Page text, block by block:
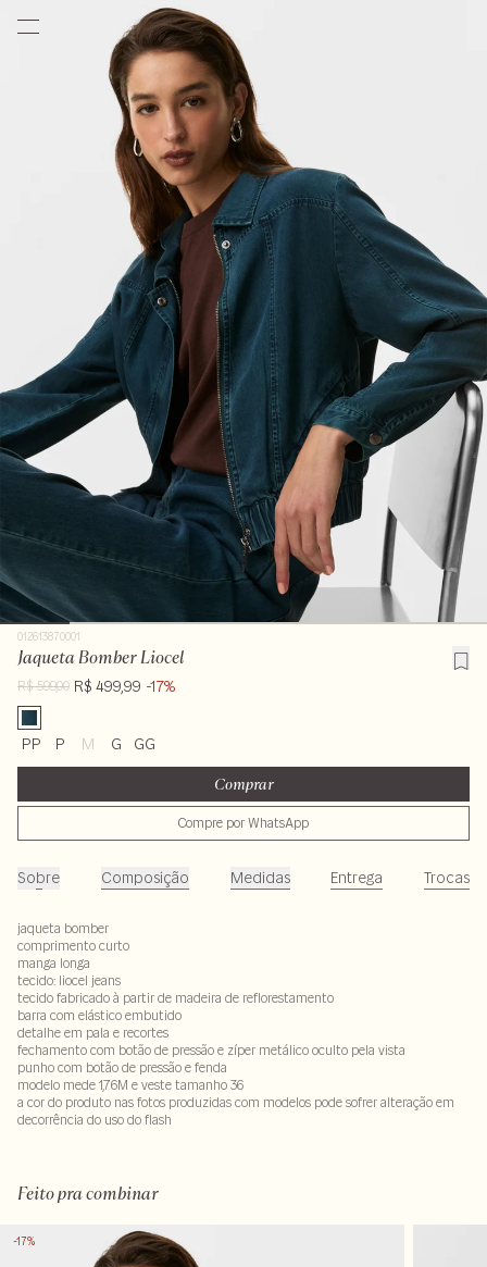
012613870001
Jaqueta Bomber Liocel
R$ 599,00 R$ 499,99 -17%
PP P M G GG
Comprar
Compre por WhatsApp
Sobre Composição Medidas Entrega Trocas
jaqueta bomber
comprimento curto
manga longa
tecido: liocel jeans
tecido fabricado à partir de madeira de reflorestamento
barra com elástico embutido
detalhe em pala e recortes
fechamento com botão de pressão e zíper metálico oculto pela vista
punho com botão de pressão e fenda
modelo mede 1,76M e veste tamanho 36
a cor do produto nas fotos produzidas com modelos pode sofrer alteração em
decorrência do uso do flash
Feito pra combinar
-17%